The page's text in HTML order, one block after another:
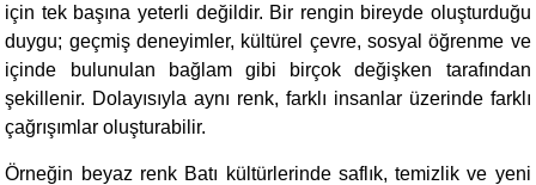
için tek başına yeterli değildir. Bir rengin bireyde oluşturduğu
duygu; geçmiş deneyimler, kültürel çevre, sosyal öğrenme ve
içinde bulunulan bağlam gibi birçok değişken tarafından
şekillenir. Dolayısıyla aynı renk, farklı insanlar üzerinde farklı
çağrışımlar oluşturabilir.
Örneğin beyaz renk Batı kültürlerinde saflık, temizlik ve yeni